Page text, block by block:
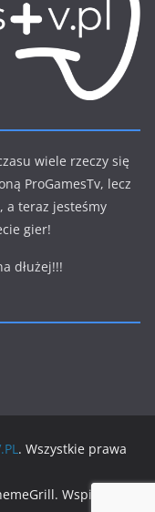
wiele rzeczy się
ProGamesTv, lecz
a teraz jesteśmy
gier!
dłużej!!!
. Wszystkie prawa
Wspierane